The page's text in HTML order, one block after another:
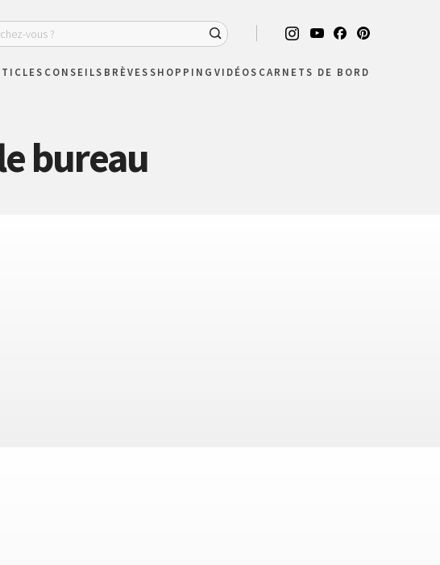
CONSEILS BRÈVESSHOPPING VIDÉOS CARNETS DE BORD
bureau